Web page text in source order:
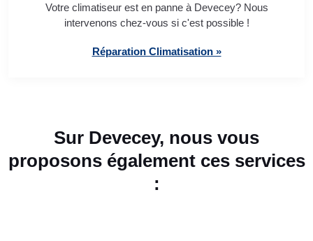
Votre climatiseur est en panne à Devecey? Nous
intervenons chez-vous si c'est possible !
Réparation Climatisation »
Sur Devecey, nous vous
proposons également ces services
: